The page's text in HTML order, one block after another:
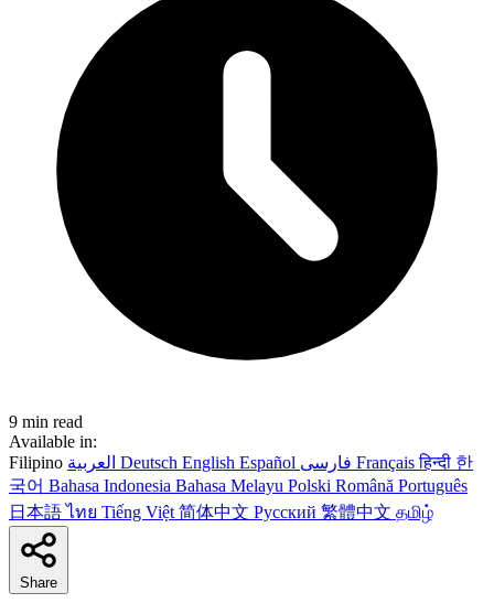
9 min read
Available in:
Filipino
Deutsch English Español Françaisहिन्दी 한
국어 Bahasa Indonesia Bahasa Melayu Polski Română Português
日本語ไทย Tiếng Việt 简体中文 Русский 繁體中文 தமிழ்
Share